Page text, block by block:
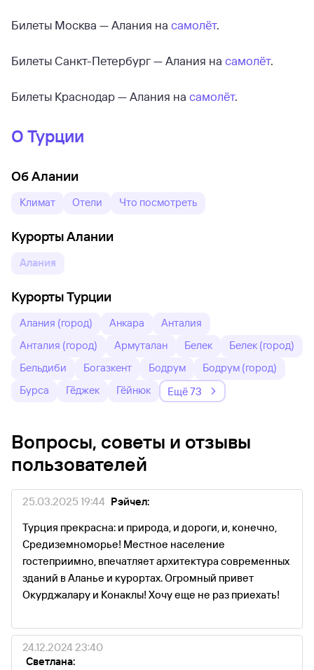
Билеты Москва — Алания на самолёт.
Билеты Санкт-Петербург — Алания на самолёт.
Билеты Краснодар — Алания на самолёт.
О Турции
Об Алании
Климат Отели Что посмотреть
Курорты Алании
Алания
Курорты Турции
Алания (город) Анкара
Анталия
Анталия (город)
Армуталан Белек
Белек (город)
Бельдиби
Богазкент Бодрум
Бодрум (город)
Бурса
Гёджек Гёйнюк Ещё 73
Вопросы, советы и отзывы
пользователей
25.03.2025 19:44 Рэйчел:
Турция прекрасна: и природа, и дороги, и, конечно,
Средиземноморье! Местное население
гостеприимно, впечатляет архитектура современных
зданий в Аланье и курортах. Огромный привет
Окурджалару и Конаклы! Хочу еще не раз приехать!
24.12.2024 23:40
Светлана: